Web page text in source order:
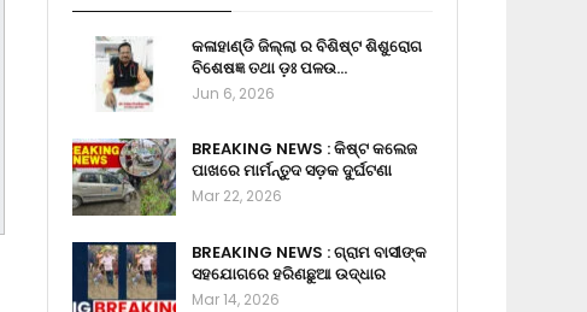
କଳାହାଣ୍ଡି ଜିଲ୍ଲା ର ବିଶିଷ୍ଟ ଶିଶୁରୋଗ
ବିଶେଷଜ୍ଞ ତଥା ଡ଼ଃ ପଳଉ…
Jun 6, 2026
BREAKING NEWS : କିଷ୍ଟ କଲେଜ
ପାଖରେ ମାର୍ମନ୍ତୁଦ ସଡ଼କ ଦୁର୍ଘଟଣା
Mar 22, 2026
BREAKING NEWS : ଗ୍ରାମ ବାସୀଙ୍କ
ସହଯୋଗରେ ହରିଣଛୁଆ ଉଦ୍ଧାର
Mar 14, 2026